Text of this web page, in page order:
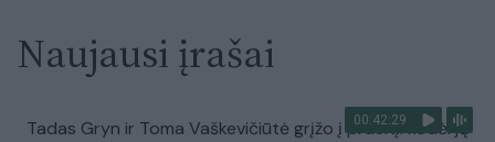
Naujausi įrašai
00:42:29
Tadas Gryn ir Toma Vaškevičiūtė grįžo į praeitį: kodėl jų